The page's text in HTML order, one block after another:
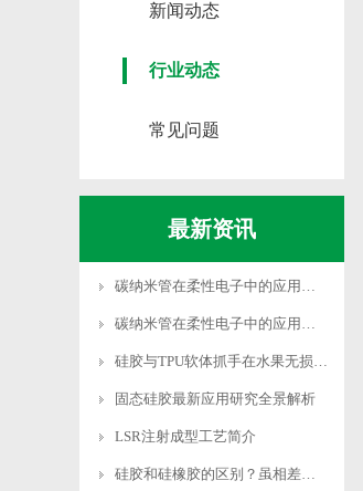
新闻动态
行业动态
常见问题
最新资讯
碳纳米管在柔性电子中的应用突破
碳纳米管在柔性电子中的应用突破
硅胶与TPU软体抓手在水果无损采摘中的研究突破
固态硅胶最新应用研究全景解析
LSR注射成型工艺简介
硅胶和硅橡胶的区别？虽相差一字实则差异千里